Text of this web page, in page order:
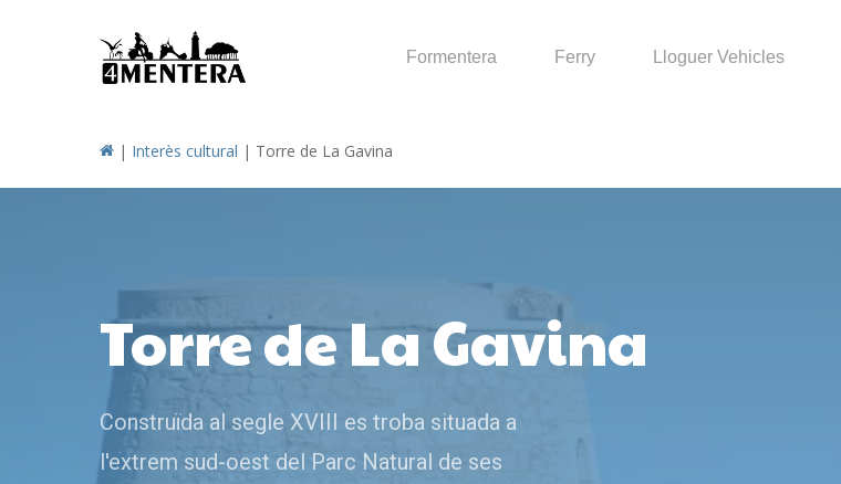
Formentera Ferry Lloguer Vehicles
| Interès cultural | Torre de La Gavina
Torre de La Gavina
Construïda al segle XVIII es troba situada a
l'extrem sud-oest del Parc Natural de ses